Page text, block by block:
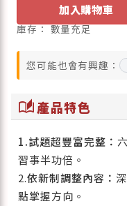
加入購物車
庫存：數量充足
您可能也會有興趣：
auto_stories產品特色
1.試題超豐富完整：
習事半功倍。
2.依新制調整內容：
點掌握方向。